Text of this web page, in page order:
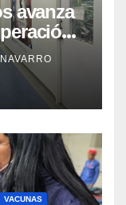
avanza
VACUNAS